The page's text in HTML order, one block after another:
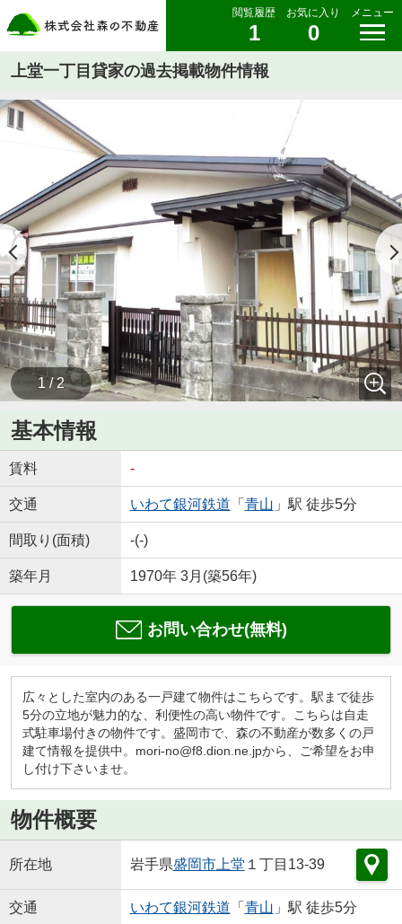
閲覧履歴
1
お気に入り
0
メニュー
上堂一丁目貸家の過去掲載物件情報
1 / 2
基本情報
賃料 -
交通 いわて銀河鉄道 「 青山 」駅 徒歩5分
間取り(面積) -(-)
築年月 1970年 3月(築56年)
お問い合わせ(無料)
広々とした室内のある一戸建て物件はこちらです。駅まで徒歩
5分の立地が魅力的な、利便性の高い物件です。こちらは自走
式駐車場付きの物件です。盛岡市で、森の不動産が数多くの戸
建て情報を提供中。mori-no@f8.dion.ne.jpから、ご希望をお申
し付け下さいませ。
物件概要
所在地 岩手県盛岡市上堂 １丁目13-39
交通 いわて銀河鉄道 「 青山 」駅 徒歩5分